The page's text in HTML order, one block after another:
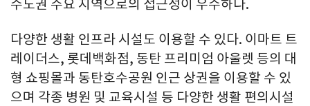
수도권 주요 지역으로의 접근성이 우수하다.
다양한 생활 인프라 시설도 이용할 수 있다. 이마트 트
레이더스, 롯데백화점, 동탄 프리미엄 아울렛 등의 대
형 쇼핑몰과 동탄호수공원 인근 상권을 이용할 수 있
으며 각종 병원 및 교육시설 등 다양한 생활 편의시설